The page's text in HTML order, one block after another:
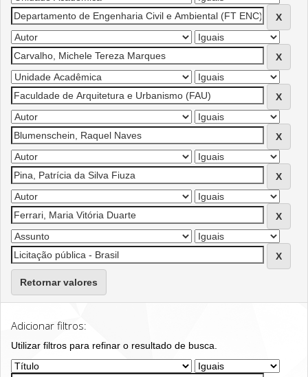
Retornar valores
Adicionar filtros:
Utilizar filtros para refinar o resultado de busca.